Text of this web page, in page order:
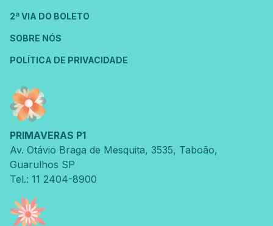
2ª VIA DO BOLETO
SOBRE NÓS
POLÍTICA DE PRIVACIDADE
PRIMAVERAS P1
Av. Otávio Braga de Mesquita, 3535, Taboão,
Guarulhos SP
Tel.: 11 2404-8900